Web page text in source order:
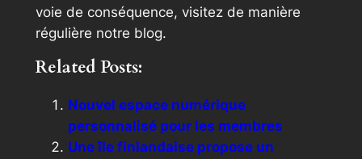
voie de conséquence, visitez de manière
régulière notre blog.
Related Posts:
Nouvel espace numérique
personnalisé pour les membres
Une île finlandaise propose un